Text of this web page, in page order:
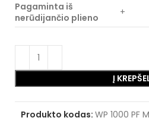
Pagaminta iš
nerūdijančio plieno
+
Į
Produkto kodas: WP 1000 PF M